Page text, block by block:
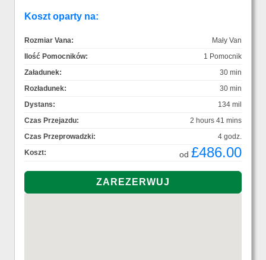
Koszt oparty na:
Rozmiar Vana:
Mały Van
Ilość Pomocników:
1 Pomocnik
Załadunek:
30 min
Rozładunek:
30 min
Dystans:
134 mil
Czas Przejazdu:
2 hours 41 mins
Czas Przeprowadzki:
4 godz.
Koszt:
od £486.00